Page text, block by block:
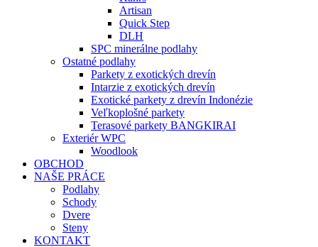
Artisan
Quick Step
DLH
SPC minerálne podlahy
Ostatné podlahy
Parkety z exotických drevín
Intarzie z exotických drevín
Exotické parkety z drevín Indonézie
Veľkoplošné parkety
Terasové parkety BANGKIRAI
Exteriér WPC
Woodlook
OBCHOD
NAŠE PRÁCE
Podlahy
Schody
Dvere
Steny
KONTAKT